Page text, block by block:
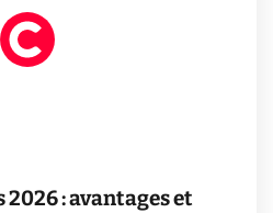
: avantages et